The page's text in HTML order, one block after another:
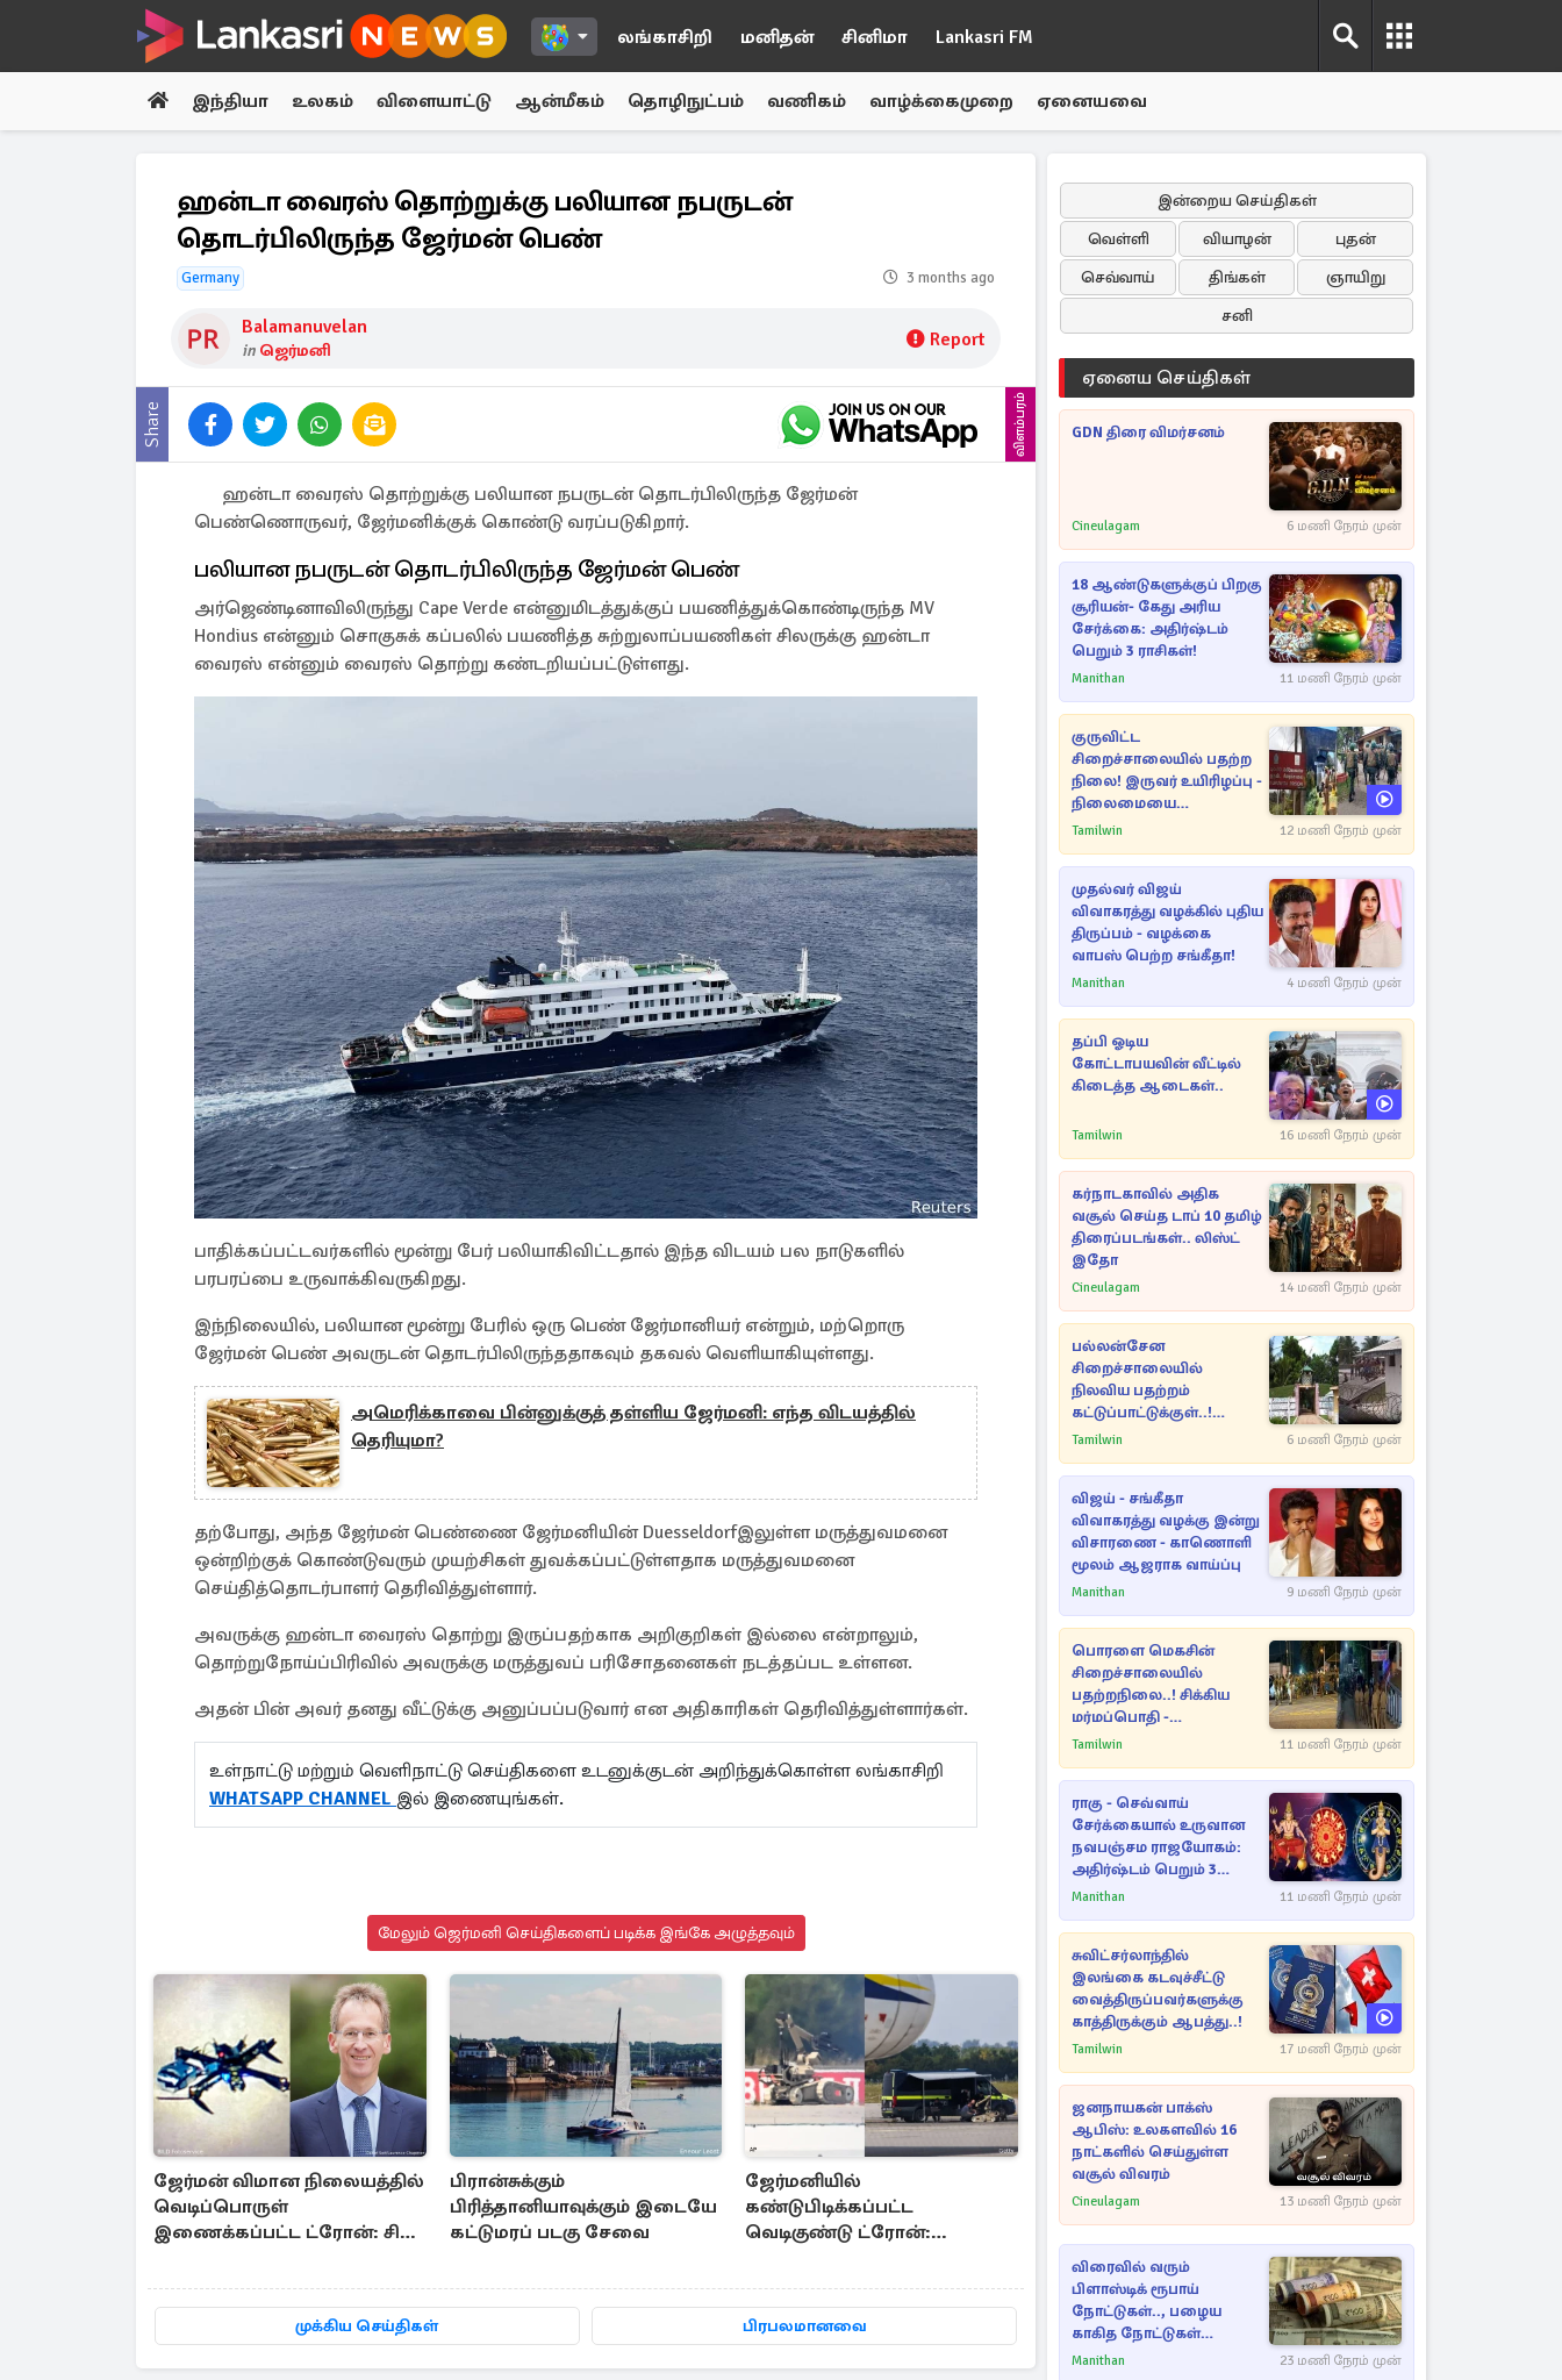
லங்காசிறி மனிதன் சினிமா Lankasri FM
இந்தியா உலகம் விளையாட்டு ஆன்மீகம் தொழிநுட்பம் வணிகம் வாழ்க்கைமுறை ஏனையவை
ஹன்டா வைரஸ் தொற்றுக்கு பலியான நபருடன்
தொடர்பிலிருந்த ஜேர்மன் பெண்
Germany 3 months ago
Balamanuvelan
in ஜெர்மனி Report
Share விளம்பரம்
ஹன்டா வைரஸ் தொற்றுக்கு பலியான நபருடன் தொடர்பிலிருந்த ஜேர்மன்
பெண்ணொருவர், ஜேர்மனிக்குக் கொண்டு வரப்படுகிறார்.
பலியான நபருடன் தொடர்பிலிருந்த ஜேர்மன் பெண்
அர்ஜெண்டினாவிலிருந்து Cape Verde என்னுமிடத்துக்குப் பயணித்துக்கொண்டிருந்த MV
Hondius என்னும் சொகுசுக் கப்பலில் பயணித்த சுற்றுலாப்பயணிகள் சிலருக்கு ஹன்டா
வைரஸ் என்னும் வைரஸ் தொற்று கண்டறியப்பட்டுள்ளது.
பாதிக்கப்பட்டவர்களில் மூன்று பேர் பலியாகிவிட்டதால் இந்த விடயம் பல நாடுகளில்
பரபரப்பை உருவாக்கிவருகிறது.
இந்நிலையில், பலியான மூன்று பேரில் ஒரு பெண் ஜேர்மானியர் என்றும், மற்றொரு
ஜேர்மன் பெண் அவருடன் தொடர்பிலிருந்ததாகவும் தகவல் வெளியாகியுள்ளது.
அமெரிக்காவை பின்னுக்குத் தள்ளிய ஜேர்மனி: எந்த விடயத்தில்
தெரியுமா?
தற்போது, அந்த ஜேர்மன் பெண்ணை ஜேர்மனியின் Duesseldorfஇலுள்ள மருத்துவமனை
ஒன்றிற்குக் கொண்டுவரும் முயற்சிகள் துவக்கப்பட்டுள்ளதாக மருத்துவமனை
செய்தித்தொடர்பாளர் தெரிவித்துள்ளார்.
அவருக்கு ஹன்டா வைரஸ் தொற்று இருப்பதற்காக அறிகுறிகள் இல்லை என்றாலும்,
தொற்றுநோய்ப்பிரிவில் அவருக்கு மருத்துவப் பரிசோதனைகள் நடத்தப்பட உள்ளன.
அதன் பின் அவர் தனது வீட்டுக்கு அனுப்பப்படுவார் என அதிகாரிகள் தெரிவித்துள்ளார்கள்.
உள்நாட்டு மற்றும் வெளிநாட்டு செய்திகளை உடனுக்குடன் அறிந்துக்கொள்ள லங்காசிறி
WHATSAPP CHANNEL இல் இணையுங்கள்.
மேலும் ஜெர்மனி செய்திகளைப் படிக்க இங்கே அழுத்தவும்
ஜேர்மன் விமான நிலையத்தில்
வெடிப்பொருள்
இணைக்கப்பட்ட ட்ரோன்: சில
பிரான்சுக்கும்
பிரித்தானியாவுக்கும் இடையே
கட்டுமரப் படகு சேவை
ஜேர்மனியில்
கண்டுபிடிக்கப்பட்ட
வெடிகுண்டு ட்ரோன்:
எச்சரிக்கை
முக்கிய செய்திகள் பிரபலமானவை
இன்றைய செய்திகள்
வெள்ளி
வியாழன்
புதன்
செவ்வாய்
திங்கள்
ஞாயிறு
சனி
ஏனைய செய்திகள்
GDN திரை விமர்சனம்
Cineulagam 6 மணி நேரம் முன்
18 ஆண்டுகளுக்குப் பிறகு
சூரியன்- கேது அரிய
சேர்க்கை: அதிர்ஷ்டம்
பெறும் 3 ராசிகள்!
Manithan 11 மணி நேரம் முன்
குருவிட்ட
சிறைச்சாலையில் பதற்ற
நிலை! இருவர் உயிரிழப்பு -
நிலைமையை
கட்டுப்படுத்த பொலிஸார்
Tamilwin 12 மணி நேரம் முன்
முதல்வர் விஜய்
விவாகரத்து வழக்கில் புதிய
திருப்பம் - வழக்கை
வாபஸ் பெற்ற சங்கீதா!
Manithan 4 மணி நேரம் முன்
தப்பி ஓடிய
கோட்டாபயவின் வீட்டில்
கிடைத்த ஆடைகள்..
Tamilwin 16 மணி நேரம் முன்
கர்நாடகாவில் அதிக
வசூல் செய்த டாப் 10 தமிழ்
திரைப்படங்கள்.. லிஸ்ட்
இதோ
Cineulagam 14 மணி நேரம் முன்
பல்லன்சேன
சிறைச்சாலையில்
நிலவிய பதற்றம்
கட்டுப்பாட்டுக்குள்..!
அதிரடியாக களமிறங்கிய
Tamilwin 6 மணி நேரம் முன்
விஜய் - சங்கீதா
விவாகரத்து வழக்கு இன்று
விசாரணை - காணொளி
மூலம் ஆஜராக வாய்ப்பு
Manithan 9 மணி நேரம் முன்
பொரளை மெகசின்
சிறைச்சாலையில்
பதற்றநிலை..! சிக்கிய
மர்மப்பொதி -
பின்னணியில் வெளியான
Tamilwin 11 மணி நேரம் முன்
ராகு - செவ்வாய்
சேர்க்கையால் உருவான
நவபஞ்சம ராஜயோகம்:
அதிர்ஷ்டம் பெறும் 3
ராசிகள்!
Manithan 11 மணி நேரம் முன்
சுவிட்சர்லாந்தில்
இலங்கை கடவுச்சீட்டு
வைத்திருப்பவர்களுக்கு
காத்திருக்கும் ஆபத்து..!
Tamilwin 17 மணி நேரம் முன்
ஜனநாயகன் பாக்ஸ்
ஆபிஸ்: உலகளவில் 16
நாட்களில் செய்துள்ள
வசூல் விவரம்
Cineulagam 13 மணி நேரம் முன்
விரைவில் வரும்
பிளாஸ்டிக் ரூபாய்
நோட்டுகள்.., பழைய
காகித நோட்டுகள்
செல்லுமா?
Manithan 23 மணி நேரம் முன்